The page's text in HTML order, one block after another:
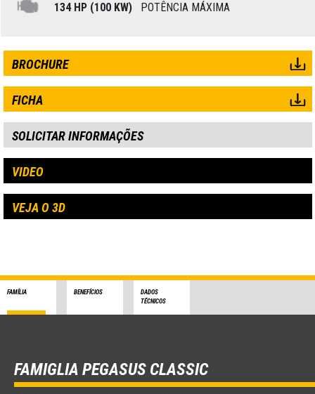
134 HP (100 KW) POTÊNCIA MÁXIMA
BROCHURE
FICHA
SOLICITAR INFORMAÇÕES
VIDEO
VEJA O 3D
FAMÍLIA BENEFÍCIOS
DADOS
TÉCNICOS
FAMIGLIA PEGASUS CLASSIC